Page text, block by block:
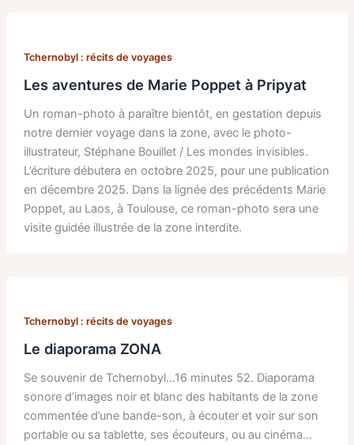
Tchernobyl : récits de voyages
Les aventures de Marie Poppet à Pripyat
Un roman-photo à paraître bientôt, en gestation depuis
notre dernier voyage dans la zone, avec le photo-
illustrateur, Stéphane Bouillet / Les mondes invisibles.
L’écriture débutera en octobre 2025, pour une publication
en décembre 2025. Dans la lignée des précédents Marie
Poppet, au Laos, à Toulouse, ce roman-photo sera une
visite guidée illustrée de la zone interdite.
Tchernobyl : récits de voyages
Le diaporama ZONA
Se souvenir de Tchernobyl…16 minutes 52. Diaporama
sonore d’images noir et blanc des habitants de la zone
commentée d’une bande-son, à écouter et voir sur son
portable ou sa tablette, ses écouteurs, ou au cinéma…